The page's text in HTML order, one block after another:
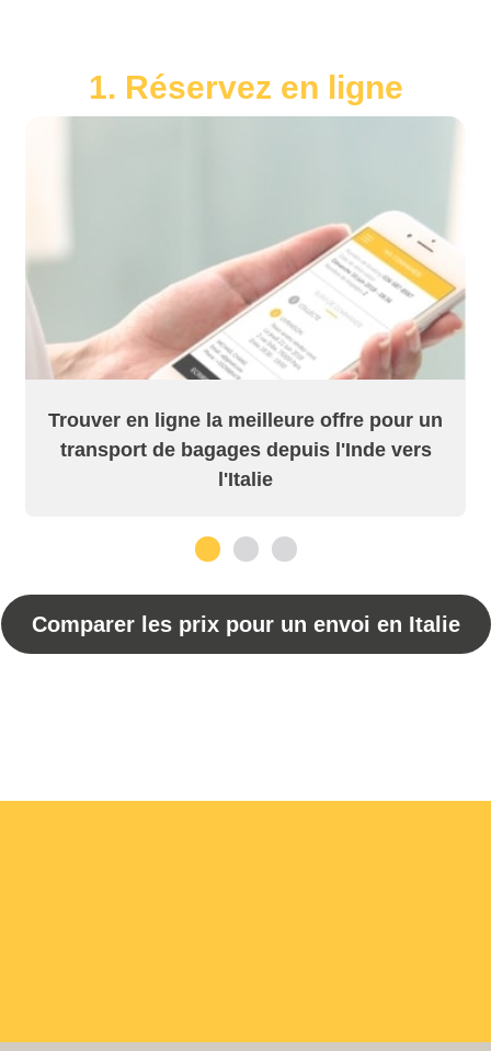
1. Réservez en ligne
Trouver en ligne la meilleure offre pour un
transport de bagages depuis l'Inde vers
l'Italie
Comparer les prix pour un envoi en Italie